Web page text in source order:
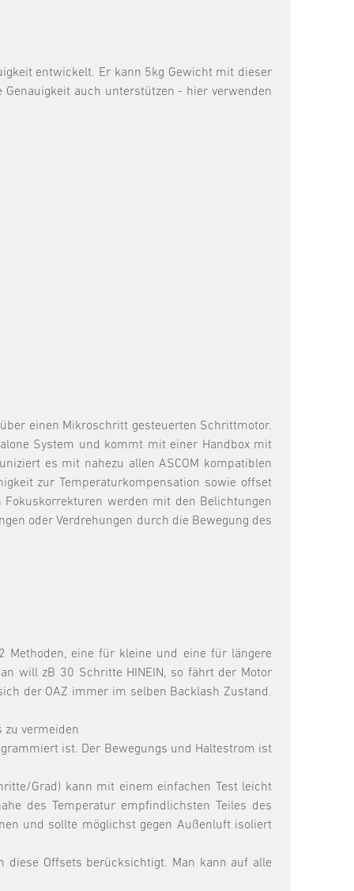
entwickelt. Er kann 5kg Gewicht mit dieser
auch unterstützen - hier verwenden
einen Mikroschritt gesteuerten Schrittmotor.
System und kommt mit einer Handbox mit
es mit nahezu allen ASCOM kompatiblen
zur Temperaturkompensation sowie offset
werden mit den Belichtungen
oder Verdrehungen durch die Bewegung des
Methoden, eine für kleine und eine für längere
will zB 30 Schritte HINEIN, so fährt der Motor
der OAZ immer im selben Backlash Zustand.
zu vermeiden
ist. Der Bewegungs und Haltestrom ist
Grad) kann mit einem einfachen Test leicht
des Temperatur empfindlichsten Teiles des
und sollte möglichst gegen Außenluft isoliert
diese Offsets berücksichtigt. Man kann auf alle